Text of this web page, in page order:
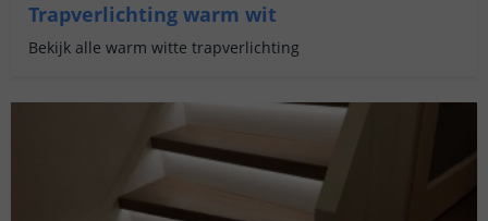
Trapverlichting warm wit
Bekijk alle warm witte trapverlichting